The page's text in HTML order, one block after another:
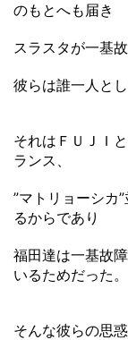
のもとへも届き
スラスタが一基
彼らは誰一人と
それはＦＵＪＩ
ランス、
”マトリョーシカ
るからであり
福田達は一基故
いるためだった。
そんな彼らの思